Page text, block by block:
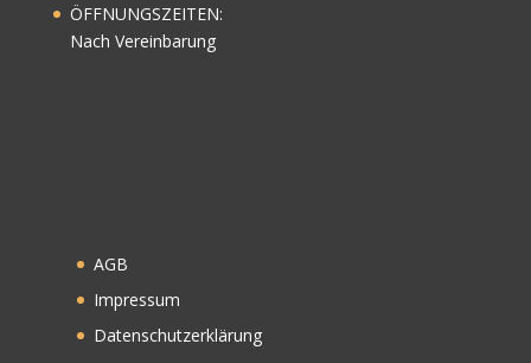
ÖFFNUNGSZEITEN:
Nach Vereinbarung
AGB
Impressum
Datenschutzerklärung